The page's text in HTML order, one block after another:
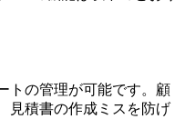
トの管理が可能です。顧
見積書の作成ミスを防げ